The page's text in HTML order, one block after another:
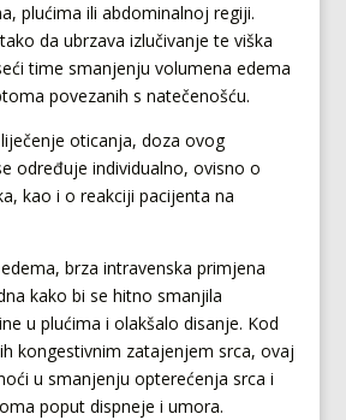
plućima ili abdominalnoj regiji.
da ubrzava izlučivanje te viška
time smanjenju volumena edema
povezanih s natečenošću.
oticanja, doza ovog
određuje individualno, ovisno o
kao i o reakciji pacijenta na
brza intravenska primjena
kako bi se hitno smanjila
u plućima i olakšalo disanje. Kod
kongestivnim zatajenjem srca, ovaj
u smanjenju opterećenja srca i
poput dispneje i umora.